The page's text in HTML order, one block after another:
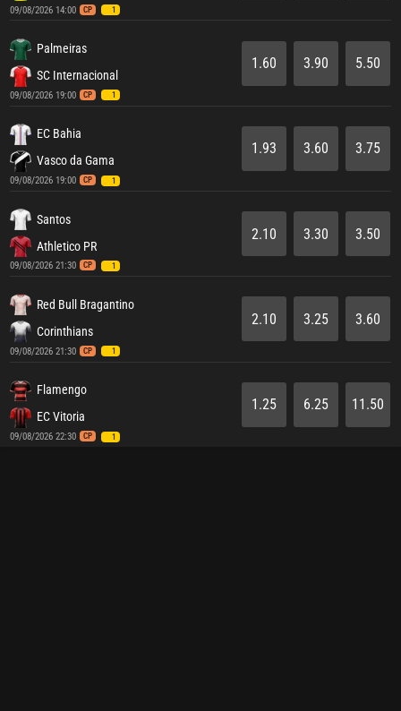
09/08/2026 14:00 CP 1
Palmeiras
SC Internacional
09/08/2026 19:00 CP 1
1.60 3.90 5.50
EC Bahia
Vasco da Gama
09/08/2026 19:00 CP 1
1.93 3.60 3.75
Santos
Athletico PR
09/08/2026 21:30 CP 1
2.10 3.30 3.50
Red Bull Bragantino
Corinthians
09/08/2026 21:30 CP 1
2.10 3.25 3.60
Flamengo
EC Vitoria
09/08/2026 22:30 CP 1
1.25 6.25 11.50